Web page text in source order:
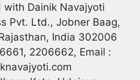
with Dainik Navajyoti
Pvt. Ltd., Jobner Baag,
India 302006
2206662, Email :